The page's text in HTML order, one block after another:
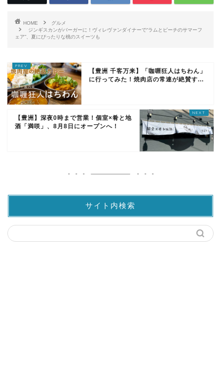
HOME
グルメ
ジンギスカンがバーガーに！ヴィレヴァンダイナーで“ラムとピーチのサマーフ
ェア”、夏にぴったりな桃のスイーツも
【豊洲 千客万来】「咖喱狂人はちわん」
に行ってみた！焼肉店の常連が絶賛す...
【豊洲】深夜0時まで営業！個室×肴と地
酒「満咲」、8月8日にオープンへ！
サイト内検索